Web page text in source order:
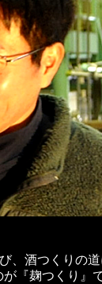
、酒つくりの道
『麹つくり』